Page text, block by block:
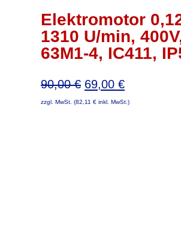
Elektromotor
1310 U/min,
63M1-4, IC411,
90,00€ Ursprünglicher
Preis
69,00 €Aktueller
Preis
zzgl. MwSt. (82,11 € inkl. MwSt.)